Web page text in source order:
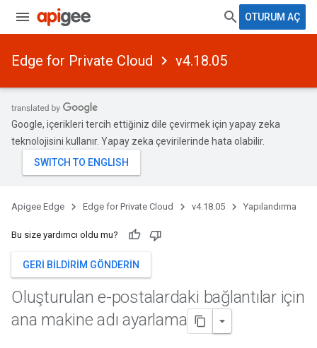
OTURUM AÇ
Edge for Private Cloud v4.18.05
Google, içerikleri tercih ettiğiniz dile çevirmek için yapay zeka
teknolojisini kullanır. Yapay zeka çevirilerinde hata olabilir.
Apigee Edge Edge for Private Cloud v4.18.05 Yapılandırma
Bu size yardımcı oldu mu?
GERI BILDIRIM GÖNDERIN
Oluşturulan e-postalardaki bağlantılar için
ana makine adı ayarlama